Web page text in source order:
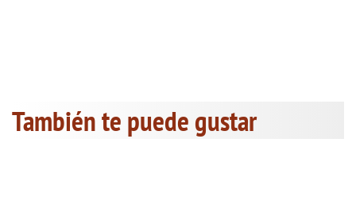
También te puede gustar